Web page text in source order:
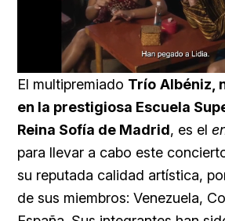
Unmute Loaded:
57.99%
El multipremiado Trío Albéniz,
en la prestigiosa Escuela
Reina Sofía de Madrid, es el
para llevar a cabo este
su reputada calidad artística,
de sus miembros: Venezuela,